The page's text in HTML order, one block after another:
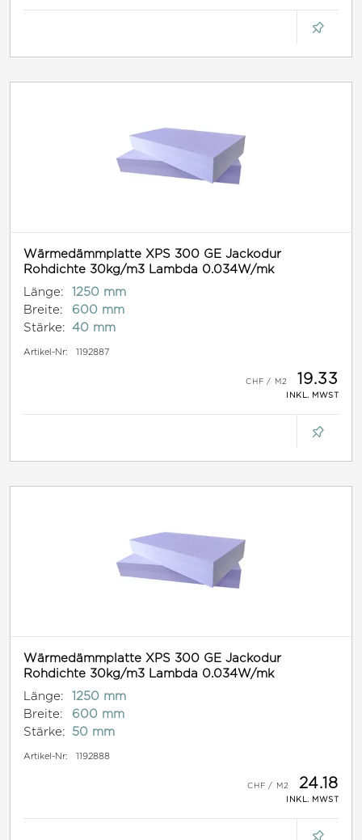
Wärmedämmplatte XPS 300 GE Jackodur
Rohdichte 30kg/m3 Lambda 0.034W/mk
Länge:
1250 mm
Breite:
600 mm
Stärke:
40 mm
Artikel-Nr: 1192887
19.33
INKL. MWST
Wärmedämmplatte XPS 300 GE Jackodur
Rohdichte 30kg/m3 Lambda 0.034W/mk
Länge:
1250 mm
Breite:
600 mm
Stärke:
50 mm
Artikel-Nr: 1192888
24.18
INKL. MWST